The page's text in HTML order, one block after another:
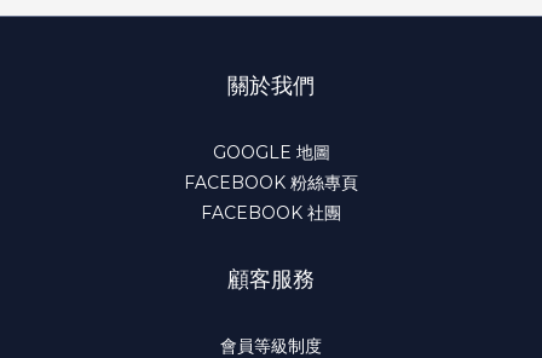
關於我們
GOOGLE 地圖
FACEBOOK 粉絲專頁
FACEBOOK 社團
顧客服務
會員等級制度